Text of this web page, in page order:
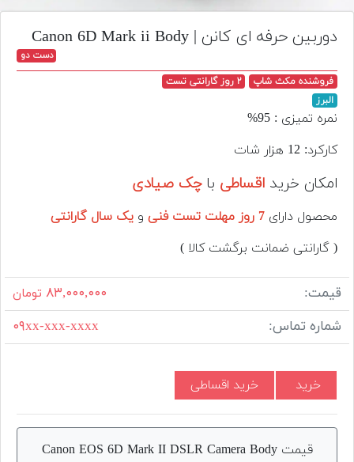
تجهیزات
مکث
افزودن
محصول
دست
دوم
لیست
دوربین
بله
دوربین حرفه ای کانن | Canon 6D Mark ii Body
دست دو
فروشنده مکث شاپ
۲ روز گارانتی تست
البرز
نمره تمیزی : 95%
کارکرد: 12 هزار شات
امکان خرید اقساطی با چک صیادی
محصول دارای 7 روز مهلت تست فنی و یک سال گارانتی
( گارانتی ضمانت برگشت کالا )
قیمت: ۸۳,۰۰۰,۰۰۰ تومان
شماره تماس: ۰۹xx-xxx-xxxx
خرید خرید اقساطی
قیمت Canon EOS 6D Mark II DSLR Camera Body